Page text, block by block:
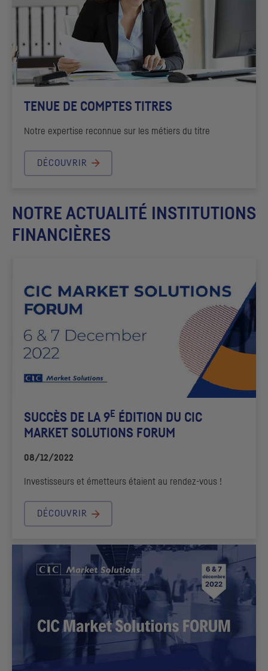
TENUE DE COMPTES TITRES
Notre expertise reconnue sur les métiers du titre
DÉCOUVRIR
NOTRE ACTUALITÉ INSTITUTIONS
FINANCIÈRES
SUCCÈS DE LA 9E ÉDITION DU CIC
MARKET SOLUTIONS FORUM
08/12/2022
Investisseurs et émetteurs étaient au rendez-vous !
DÉCOUVRIR